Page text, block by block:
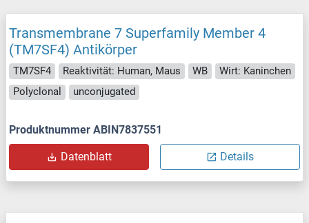
Transmembrane 7 Superfamily Member 4
(TM7SF4) Antikörper
TM7SF4 Reaktivität: Human, Maus WB
Wirt: Kaninchen
Polyclonal
unconjugated
Produktnummer ABIN7837551
Datenblatt Details